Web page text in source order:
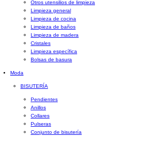
Otros utensilios de limpieza
Limpieza general
Limpieza de cocina
Limpieza de baños
Limpieza de madera
Cristales
Limpieza específica
Bolsas de basura
Moda
BISUTERÍA
Pendientes
Anillos
Collares
Pulseras
Conjunto de bisutería